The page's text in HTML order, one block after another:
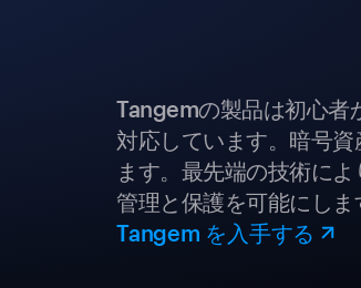
Tangemの製品は初心者
対応しています。暗号
ます。最先端の技術に
管理と保護を可能にしま
Tangem を入手する